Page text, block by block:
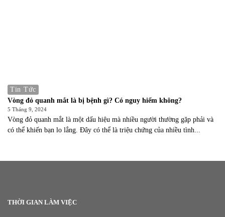
Tin Tức
Vòng đỏ quanh mắt là bị bệnh gì? Có nguy hiểm không?
5 Tháng 9, 2024
Vòng đỏ quanh mắt là một dấu hiệu mà nhiều người thường gặp phải và
có thể khiến bạn lo lắng. Đây có thể là triệu chứng của nhiều tình...
THỜI GIAN LÀM VIỆC